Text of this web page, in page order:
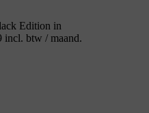
Edition in
incl. btw / maand.